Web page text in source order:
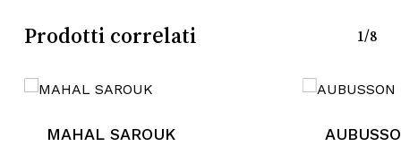
Nessun prodotto nel
Prodotti correlati 1/8
MAHAL SAROUK